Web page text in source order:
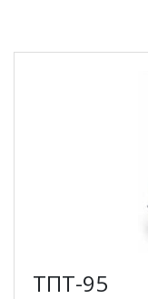
ТПТ-95